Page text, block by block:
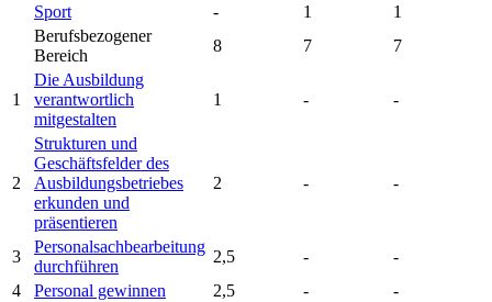
Sport - 1
1
Berufsbezogener
Bereich
8 7 7
1
Die Ausbildung
verantwortlich
mitgestalten
1 - -
2
Strukturen und
Geschäftsfelder des
Ausbildungsbetriebes
erkunden und
präsentieren
2 - -
3
Personalsachbearbeitung
durchführen
2,5 -
-
4
Personal gewinnen 2,5 -
-